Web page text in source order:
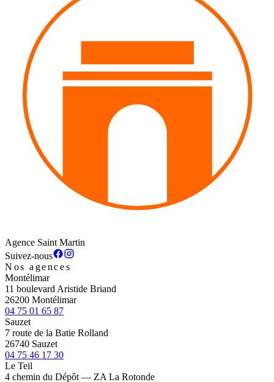
Agence Saint Martin
Suivez-nous
Nos agences
Montélimar
11 boulevard Aristide Briand
26200 Montélimar
04 75 01 65 87
Sauzet
7 route de la Batie Rolland
26740 Sauzet
04 75 46 17 30
Le Teil
4 chemin du Dépôt — ZA La Rotonde